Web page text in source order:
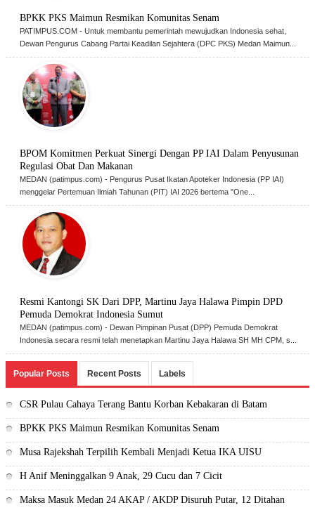
BPKK PKS Maimun Resmikan Komunitas Senam
PATIMPUS.COM - Untuk membantu pemerintah mewujudkan Indonesia sehat,
Dewan Pengurus Cabang Partai Keadilan Sejahtera (DPC PKS) Medan Maimun...
BPOM Komitmen Perkuat Sinergi Dengan PP IAI Dalam Penyusunan
Regulasi Obat Dan Makanan
MEDAN (patimpus.com) - Pengurus Pusat Ikatan Apoteker Indonesia (PP IAI)
menggelar Pertemuan Ilmiah Tahunan (PIT) IAI 2026 bertema "One...
‎Resmi Kantongi SK Dari DPP, Martinu Jaya Halawa Pimpin DPD
Pemuda Demokrat Indonesia Sumut ‎
‎MEDAN (patimpus.com) - Dewan Pimpinan Pusat (DPP) Pemuda Demokrat
Indonesia secara resmi telah menetapkan Martinu Jaya Halawa SH MH CPM, s...
Popular Posts Recent Posts Labels
CSR Pulau Cahaya Terang Bantu Korban Kebakaran di Batam
BPKK PKS Maimun Resmikan Komunitas Senam
Musa Rajekshah Terpilih Kembali Menjadi Ketua IKA UISU
H Anif Meninggalkan 9 Anak, 29 Cucu dan 7 Cicit
Maksa Masuk Medan 24 AKAP / AKDP Disuruh Putar, 12 Ditahan